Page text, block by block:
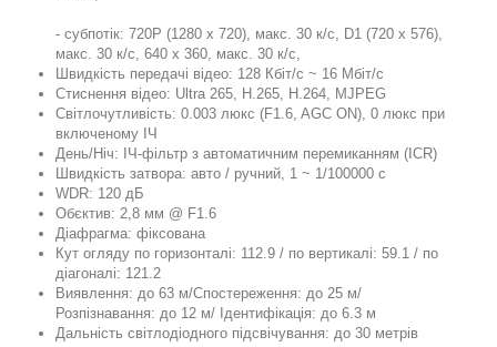
- субпотік: 720P (1280 x 720), макс. 30 к/с, D1 (720 х 576),
макс. 30 к/с, 640 х 360, макс. 30 к/с,
Швидкість передачі відео: 128 Кбіт/с ~ 16 Мбіт/с
Стиснення відео: Ultra 265, H.265, H.264, MJPEG
Світлочутливість: 0.003 люкс (F1.6, AGC ON), 0 люкс при
включеному ІЧ
День/Ніч: ІЧ-фільтр з автоматичним перемиканням (ICR)
Швидкість затвора: авто / ручний, 1 ~ 1/100000 с
WDR: 120 дБ
Обєктив: 2,8 мм @ F1.6
Діафрагма: фіксована
Кут огляду по горизонталі: 112.9 / по вертикалі: 59.1 / по
діагоналі: 121.2
Виявлення: до 63 м/Спостереження: до 25 м/
Розпізнавання: до 12 м/ Ідентифікація: до 6.3 м
Дальність світлодіодного підсвічування: до 30 метрів